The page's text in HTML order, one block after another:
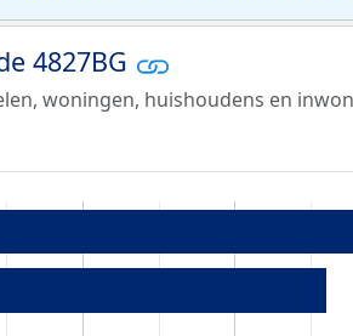
4827BG
woningen, huishoudens en